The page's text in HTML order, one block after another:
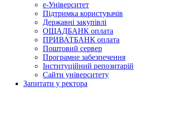
е-Університет
Підтримка користувачів
Державні закупівлі
ОЩАДБАНК оплата
ПРИВАТБАНК оплата
Поштовий сервер
Програмне забезпечення
Інституційний репозитарій
Сайти університету
Запитати у ректора